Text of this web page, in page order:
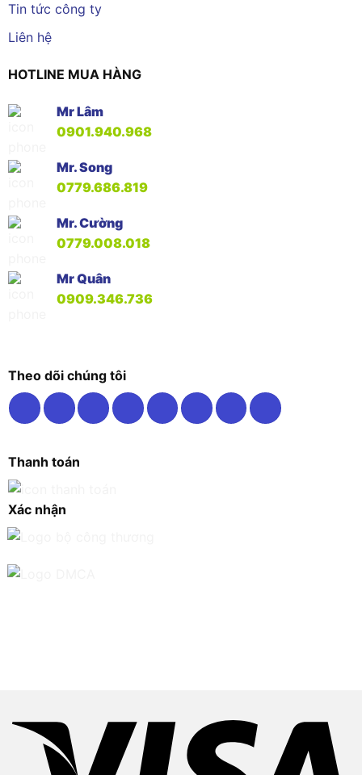
Tin tức công ty
Liên hệ
HOTLINE MUA HÀNG
Mr Lâm
0901.940.968
Mr. Song
0779.686.819
Mr. Cường
0779.008.018
Mr Quân
0909.346.736
Theo dõi chúng tôi
Thanh toán
Xác nhận